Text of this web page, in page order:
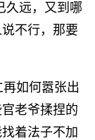
久远，又到哪
不行，那要
如何嚣张出
老爷揉捏的
着法子不加